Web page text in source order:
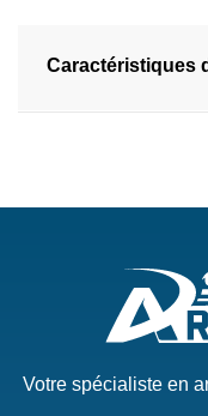
Caractéristiques
Votre spécialiste en